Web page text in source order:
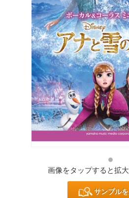
画像をタップすると拡大
サンプル